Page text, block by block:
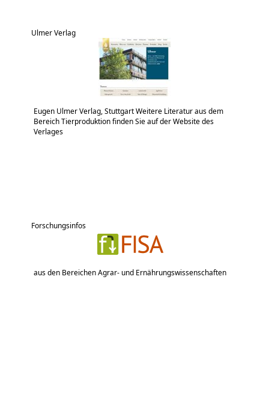
Ulmer Verlag
Eugen Ulmer Verlag, Stuttgart Weitere Literatur aus dem
Bereich Tierproduktion finden Sie auf der Website des
Verlages
Forschungsinfos
aus den Bereichen Agrar- und Ernährungswissenschaften